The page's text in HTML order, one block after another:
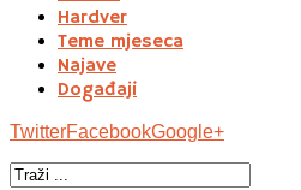
Hardver
Teme mjeseca
Najave
Događaji
TwitterFacebookGoogle+